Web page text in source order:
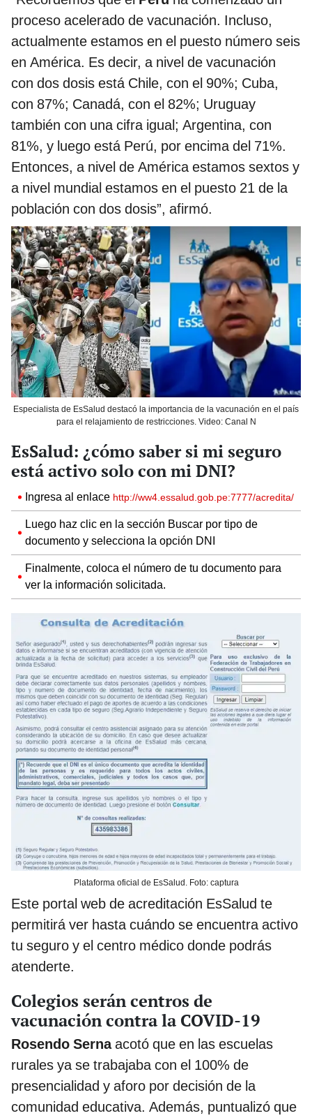
proceso acelerado de vacunación. Incluso,
actualmente estamos en el puesto número seis
en América. Es decir, a nivel de vacunación
con dos dosis está Chile, con el 90%; Cuba,
con 87%; Canadá, con el 82%; Uruguay
también con una cifra igual; Argentina, con
81%, y luego está Perú, por encima del 71%.
Entonces, a nivel de América estamos sextos y
a nivel mundial estamos en el puesto 21 de la
población con dos dosis”, afirmó.
Especialista de EsSalud destacó la importancia de la vacunación en el país
para el relajamiento de restricciones. Video: Canal N
EsSalud: ¿cómo saber si mi seguro
está activo solo con mi DNI?
Ingresa al enlace http://ww4.essalud.gob.pe:7777/acredita/
Luego haz clic en la sección Buscar por tipo de
documento y selecciona la opción DNI
Finalmente, coloca el número de tu documento para
ver la información solicitada.
Plataforma oficial de EsSalud. Foto: captura
Este portal web de acreditación EsSalud te
permitirá ver hasta cuándo se encuentra activo
tu seguro y el centro médico donde podrás
atenderte.
Colegios serán centros de
vacunación contra la COVID-19
Rosendo Sernaacotó que en las escuelas
rurales ya se trabajaba con el 100% de
presencialidad y aforo por decisión de la
comunidad educativa. Además, puntualizó que